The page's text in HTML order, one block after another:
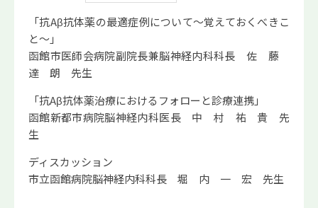
「抗Aβ抗体薬の最適症例について～覚えておくべきこ
と～」
函館市医師会病院副院長兼脳神経内科科長 佐 藤
達 朗 先生
「抗Aβ抗体薬治療におけるフォローと診療連携」
函館新都市病院脳神経内科医長 中 村 祐 貴 先
生
ディスカッション
市立函館病院脳神経内科科長 堀 内 一 宏 先生